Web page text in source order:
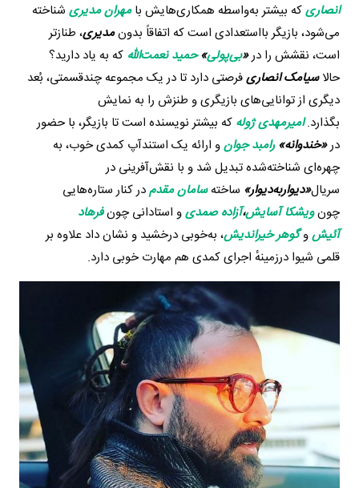
انصاریکه بیشتر به‌واسطه همکاری‌هایش بامهران مدیری شناخته
می‌شود، بازیگر بااستعدادی است که اتفاقاً بدونمدیری، طنازتر
است، نقشش را در«بی‌پولی»حمید نعمت‌الله که به یاد دارید؟
حالاسیامک انصاریفرصتی دارد تا در یک مجموعه چندقسمتی، بُعد
دیگری از توانایی‌های بازیگری و طنزش را به نمایش
بگذارد. امیرمهدی ژوله که بیشتر نویسنده است تا بازیگر، با حضور
در«خندوانه»رامبد جوانو ارائه یک استندآپ کمدی خوب، به
چهره‌ای شناخته‌شده تبدیل شد و با نقش‌آفرینی در
سریال«دیواربه‌دیوار» ساختهسامان مقدمدر کنار ستاره‌هایی
چونویشکا آسایش،آزاده صمدیو استادانی چونفرهاد
آئیشوگوهر خیراندیش، به‌خوبی درخشید و نشان داد علاوه بر
قلمی شیوا درزمینهٔ اجرای کمدی هم مهارت خوبی دارد.